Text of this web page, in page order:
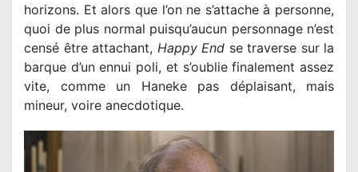
horizons. Et alors que l’on ne s’attache à personne,
quoi de plus normal puisqu’aucun personnage n’est
censé être attachant, Happy End se traverse sur la
barque d’un ennui poli, et s’oublie finalement assez
vite, comme un Haneke pas déplaisant, mais
mineur, voire anecdotique.